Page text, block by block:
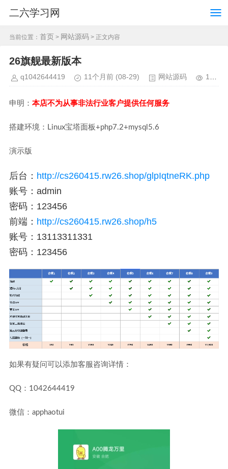
二六学习网
当前位置： 首页 > 网站源码 > 正文内容
26旗舰最新版本
q1042644419 11个月前 (08-29) 网站源码 1468
申明： 本店不为从事非法行业客户提供任何服务
搭建环境：Linux宝塔面板+php7.2+mysql5.6
演示版
后台： http://cs260415.rw26.shop/glpIqtneRK.php
账号：admin
密码：123456
前端： http://cs260415.rw26.shop/h5
账号：13113311331
密码：123456
如果有疑问可以添加客服咨询详情：
QQ：1042644419
微信：apphaotui